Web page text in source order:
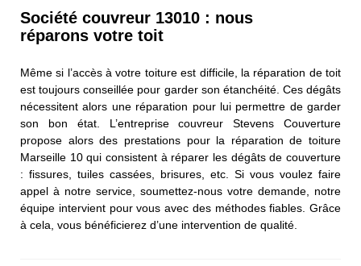
Société couvreur 13010 : nous
réparons votre toit
Même si l’accès à votre toiture est difficile, la réparation de toit
est toujours conseillée pour garder son étanchéité. Ces dégâts
nécessitent alors une réparation pour lui permettre de garder
son bon état. L’entreprise couvreur Stevens Couverture
propose alors des prestations pour la réparation de toiture
Marseille 10 qui consistent à réparer les dégâts de couverture
: fissures, tuiles cassées, brisures, etc. Si vous voulez faire
appel à notre service, soumettez-nous votre demande, notre
équipe intervient pour vous avec des méthodes fiables. Grâce
à cela, vous bénéficierez d’une intervention de qualité.